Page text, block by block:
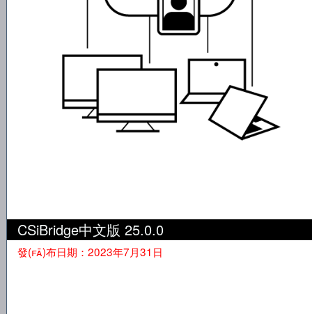
CSiBridge中文版 25.0.0
發(fā)布日期：2023年7月31日